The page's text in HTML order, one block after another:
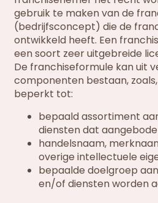
gebruik te maken van de
(bedrijfsconcept) die de
ontwikkeld heeft. Een
een soort zeer uitgebreide
De franchiseformule kan uit
componenten bestaan,
beperkt tot:
bepaald assortiment
diensten dat
handelsnaam,
overige intellectuele
bepaalde doelgroep
en/of diensten worden